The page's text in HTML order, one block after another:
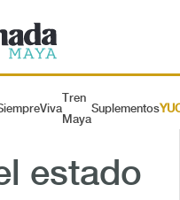
Tren
Maya
Suplementos
estado